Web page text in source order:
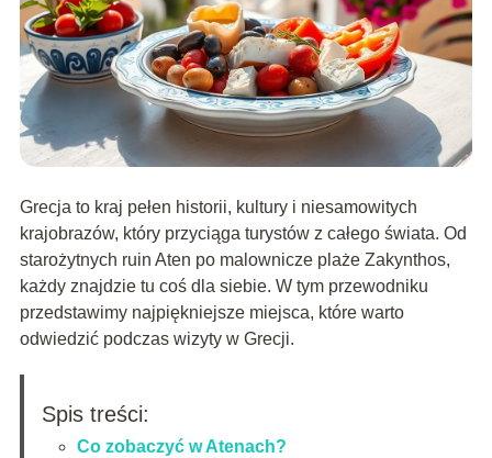
Grecja to kraj pełen historii, kultury i niesamowitych
krajobrazów, który przyciąga turystów z całego świata. Od
starożytnych ruin Aten po malownicze plaże Zakynthos,
każdy znajdzie tu coś dla siebie. W tym przewodniku
przedstawimy najpiękniejsze miejsca, które warto
odwiedzić podczas wizyty w Grecji.
Spis treści:
Co zobaczyć w Atenach?